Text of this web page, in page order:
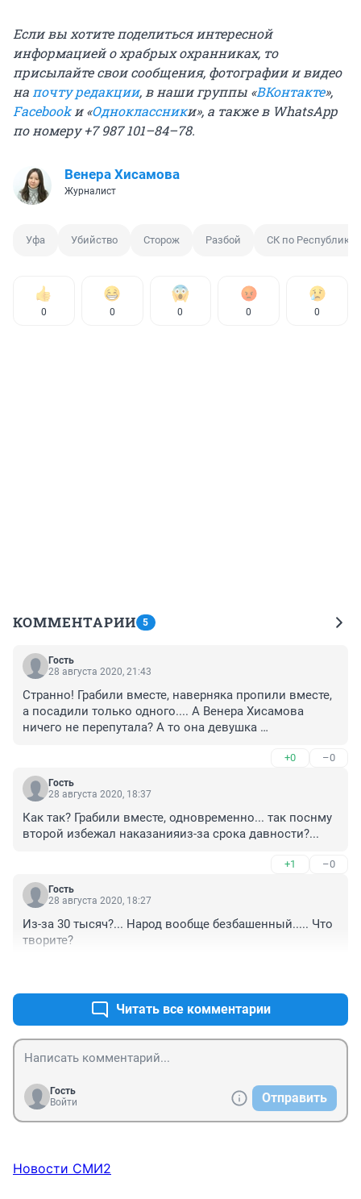
Если вы хотите поделиться интересной
информацией о храбрых охранниках, то
присылайте свои сообщения, фотографии и видео
напочту редакции, в наши группы «ВКонтакте»,
Facebookи «Одноклассники», а также в WhatsApp
по номеру +7 987 101–84–78.
Венера Хисамова
Журналист
Уфа Убийство Сторож Разбой СК по Республике
0 0 0 0 0
КОММЕНТАРИИ 5
Гость
28 августа 2020, 21:43
Странно! Грабили вместе, наверняка пропили вместе,
а посадили только одного.... А Венера Хисамова
ничего не перепутала? А то она девушка
+0 –0
Гость
28 августа 2020, 18:37
Как так? Грабили вместе, одновременно... так поснму
второй избежал наказанияиз-за срока давности?...
+1 –0
Гость
28 августа 2020, 18:27
Из-за 30 тысяч?... Народ вообще безбашенный..... Что
творите?
Читать все комментарии
Гость
Войти
Отправить
Новости СМИ2